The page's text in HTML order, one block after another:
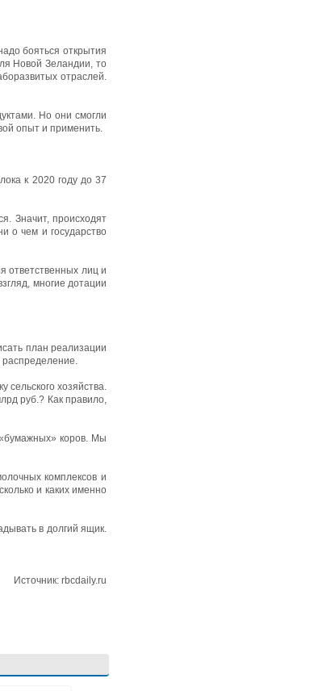
бояться открытия
Новой Зеландии, то
отраслей.
Но они смогли
опыт и применить.
к 2020 году до 37
Значит, происходят
о чем и государство
ответ­ственных лиц и
многие дотации
план реализации
распределение.
сельского хозяйства.
руб.? Как правило,
коров. Мы
комплексов и
и каких именно
в долгий ящик.
Источник: rbcdaily.ru